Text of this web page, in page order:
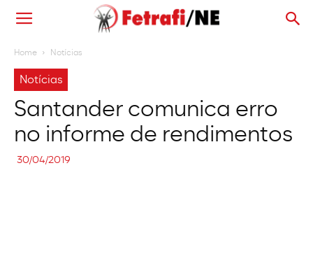
Home Notícias
Notícias
Santander comunica erro
no informe de rendimentos
30/04/2019